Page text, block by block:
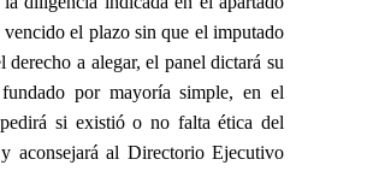
vencido el plazo sin que el imputado
derecho a alegar, el panel dictará su
por mayoría simple, en el
si existió o no falta ética del
aconsejará al Directorio Ejecutivo